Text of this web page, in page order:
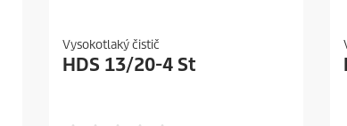
Vysokotlaký čistič
HDS 13/20-4 St